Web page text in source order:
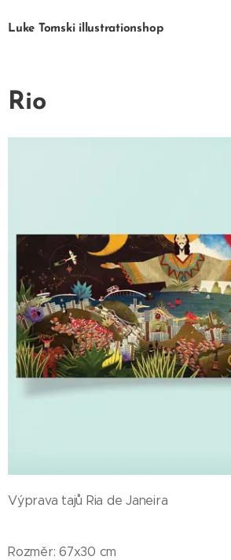
Luke Tomski illustrationshop
Rio
Výprava tajů Ria de Janeira
Rozměr: 67x30 cm